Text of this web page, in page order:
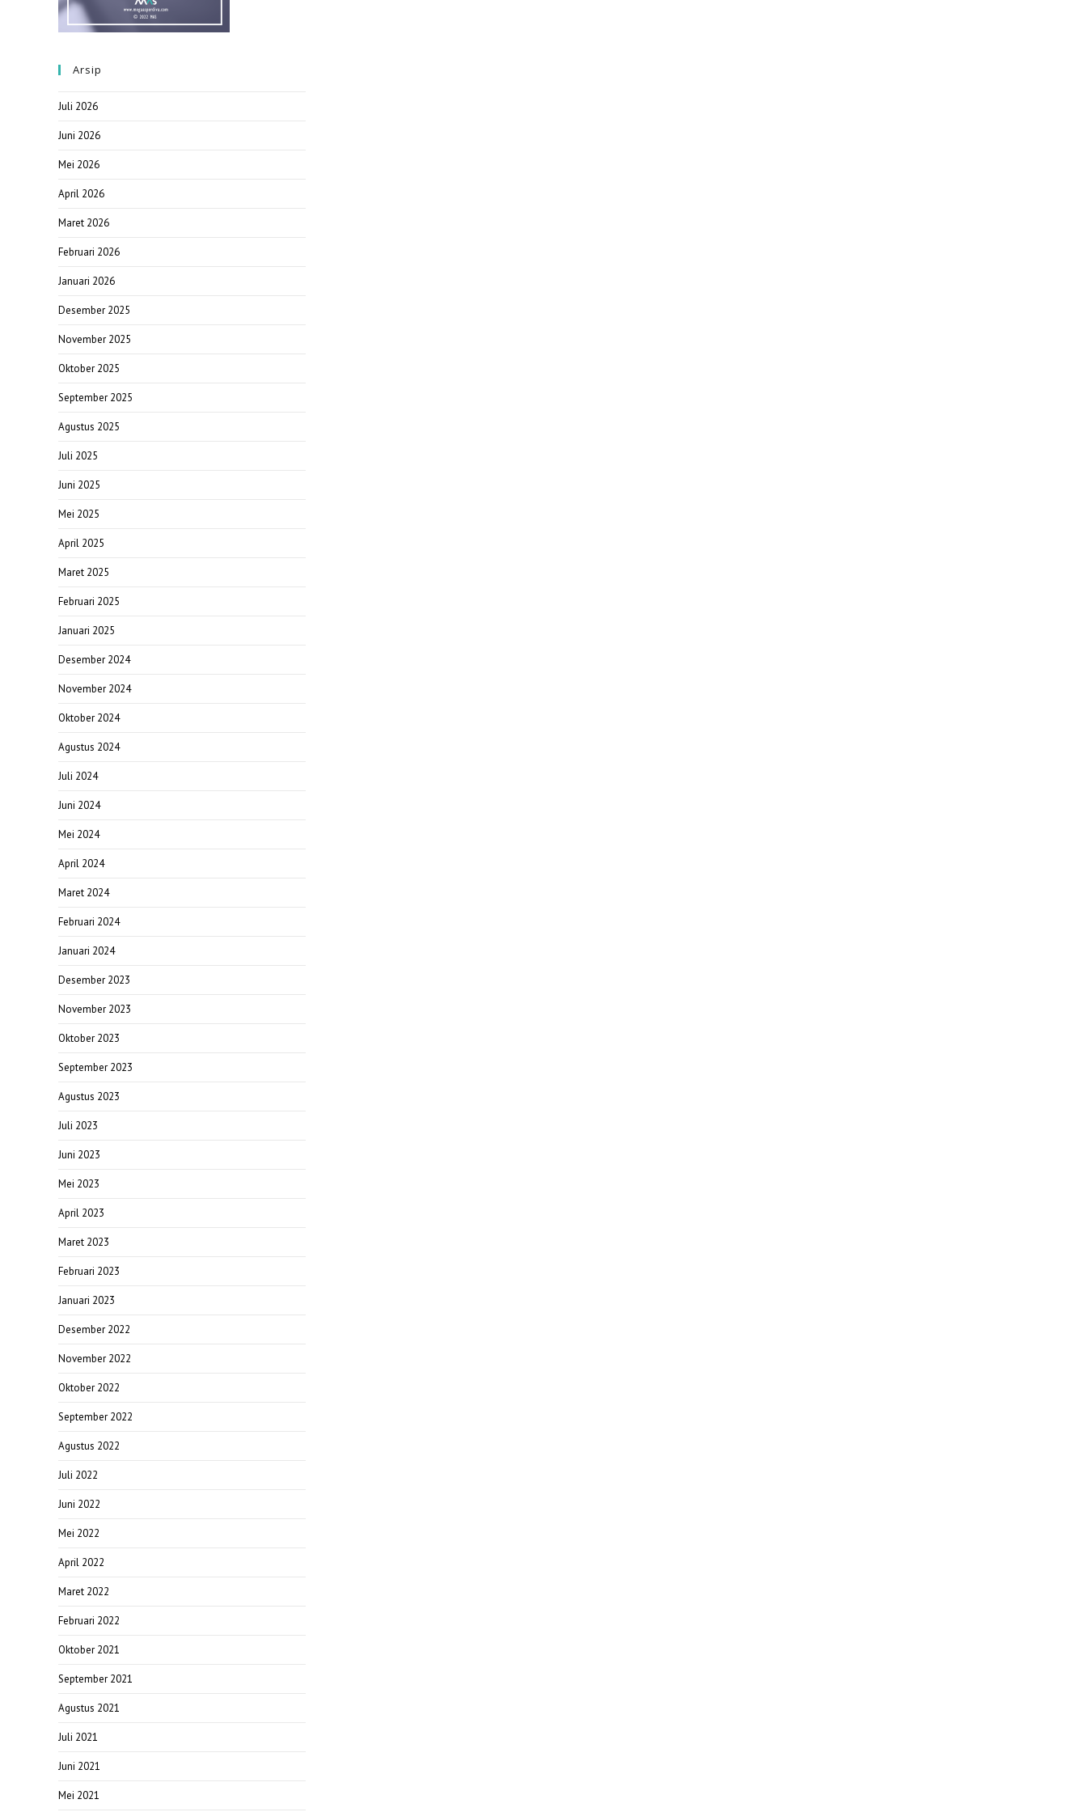
Arsip
Juli 2026
Juni 2026
Mei 2026
April 2026
Maret 2026
Februari 2026
Januari 2026
Desember 2025
November 2025
Oktober 2025
September 2025
Agustus 2025
Juli 2025
Juni 2025
Mei 2025
April 2025
Maret 2025
Februari 2025
Januari 2025
Desember 2024
November 2024
Oktober 2024
Agustus 2024
Juli 2024
Juni 2024
Mei 2024
April 2024
Maret 2024
Februari 2024
Januari 2024
Desember 2023
November 2023
Oktober 2023
September 2023
Agustus 2023
Juli 2023
Juni 2023
Mei 2023
April 2023
Maret 2023
Februari 2023
Januari 2023
Desember 2022
November 2022
Oktober 2022
September 2022
Agustus 2022
Juli 2022
Juni 2022
Mei 2022
April 2022
Maret 2022
Februari 2022
Oktober 2021
September 2021
Agustus 2021
Juli 2021
Juni 2021
Mei 2021